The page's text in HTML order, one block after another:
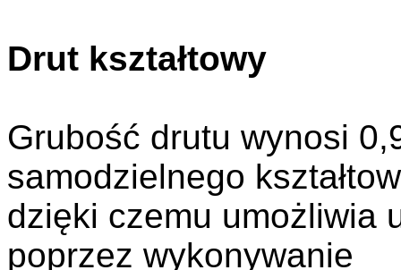
Drut kształtowy
Grubość drutu wynosi
samodzielnego
dzięki czemu umożliwia
poprzez wykonywanie